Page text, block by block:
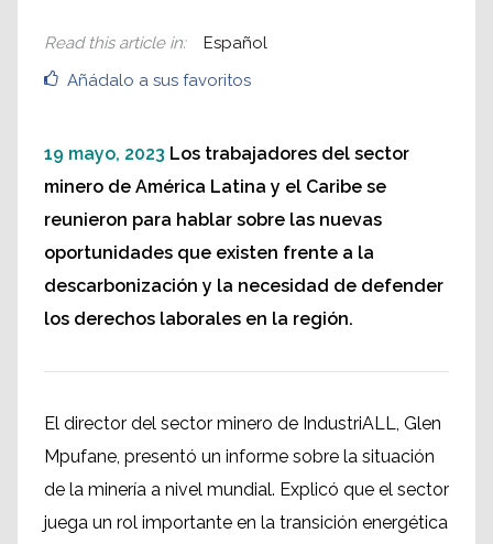
Añádalo a sus favoritos
Read this article in: Español
19 mayo, 2023 Los trabajadores del sector
minero de América Latina y el Caribe se
reunieron para hablar sobre las nuevas
oportunidades que existen frente a la
descarbonización y la necesidad de defender
los derechos laborales en la región.
El director del sector minero de IndustriALL, Glen
Mpufane, presentó un informe sobre la situación
de la minería a nivel mundial. Explicó que el sector
juega un rol importante en la transición energética